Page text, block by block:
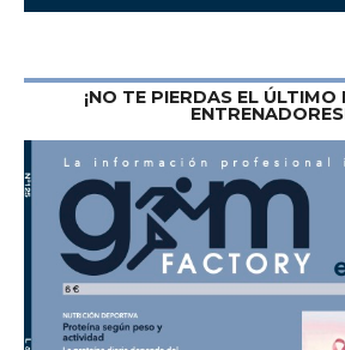
¡NO TE PIERDAS EL ÚLTIMO